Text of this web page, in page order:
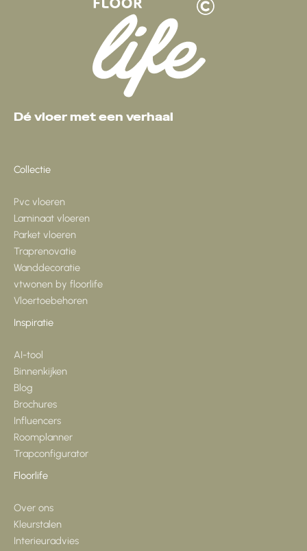
Dé vloer met een verhaal
Collectie
Pvc vloeren
Laminaat vloeren
Parket vloeren
Traprenovatie
Wanddecoratie
vtwonen by floorlife
Vloertoebehoren
Inspiratie
AI-tool
Binnenkijken
Blog
Brochures
Influencers
Roomplanner
Trapconfigurator
Floorlife
Over ons
Kleurstalen
Interieuradvies